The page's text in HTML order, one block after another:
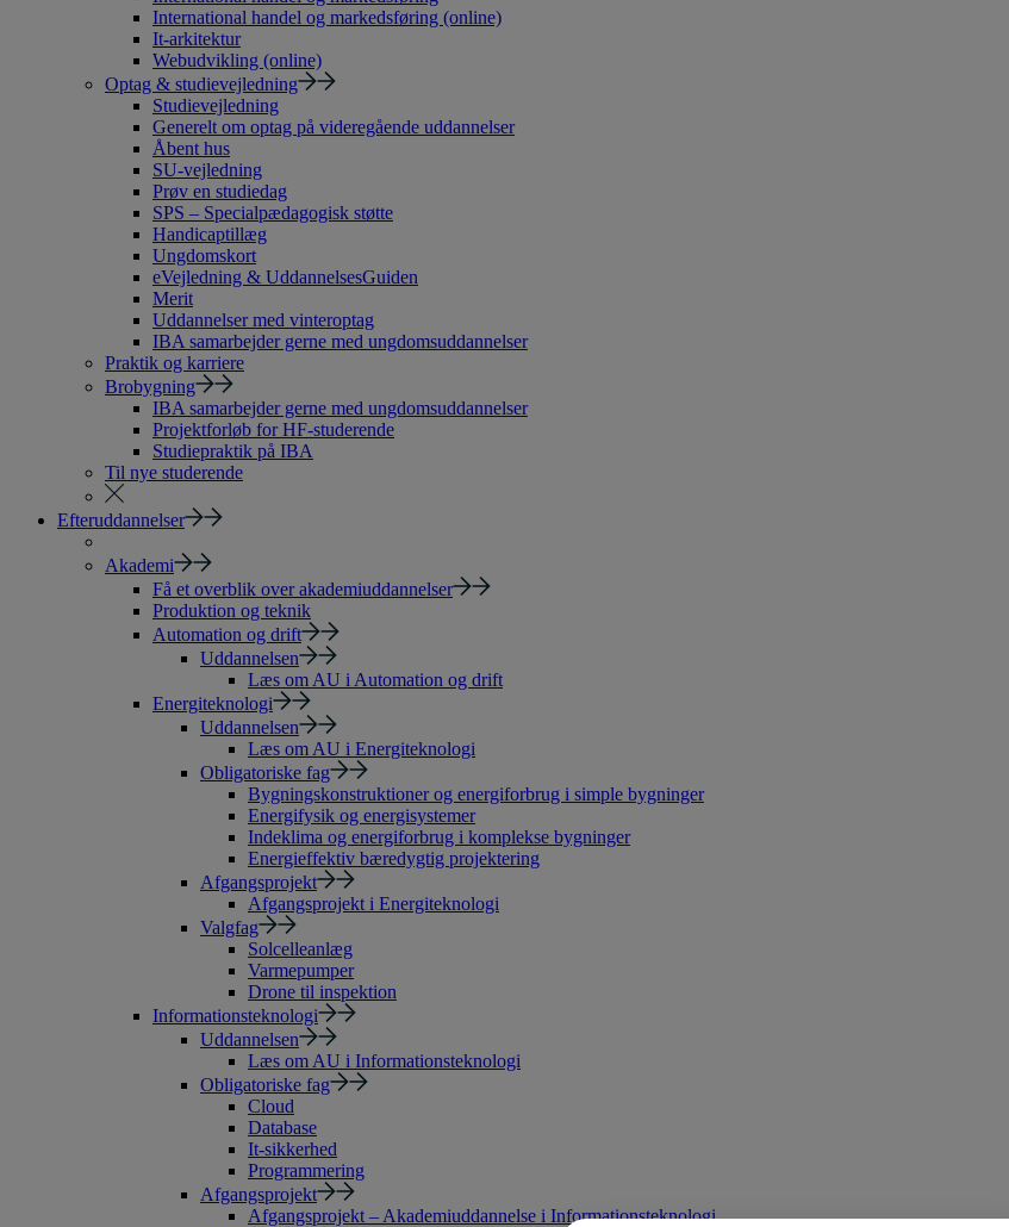
International handel og markedsføring (online)
It-arkitektur
Webudvikling (online)
Optag & studievejledning
Studievejledning
Generelt om optag på videregående uddannelser
Åbent hus
SU-vejledning
Prøv en studiedag
SPS – Specialpædagogisk støtte
Handicaptillæg
Ungdomskort
eVejledning & UddannelsesGuiden
Merit
Uddannelser med vinteroptag
IBA samarbejder gerne med ungdomsuddannelser
Praktik og karriere
Brobygning
IBA samarbejder gerne med ungdomsuddannelser
Projektforløb for HF-studerende
Studiepraktik på IBA
Til nye studerende
Efteruddannelser
Akademi
Få et overblik over akademiuddannelser
Produktion og teknik
Automation og drift
Uddannelsen
Læs om AU i Automation og drift
Energiteknologi
Uddannelsen
Læs om AU i Energiteknologi
Obligatoriske fag
Bygningskonstruktioner og energiforbrug i simple bygninger
Energifysik og energisystemer
Indeklima og energiforbrug i komplekse bygninger
Energieffektiv bæredygtig projektering
Afgangsprojekt
Afgangsprojekt i Energiteknologi
Valgfag
Solcelleanlæg
Varmepumper
Drone til inspektion
Informationsteknologi
Uddannelsen
Læs om AU i Informationsteknologi
Obligatoriske fag
Cloud
Database
It-sikkerhed
Programmering
Afgangsprojekt
Afgangsprojekt – Akademiuddannelse i Informationsteknologi